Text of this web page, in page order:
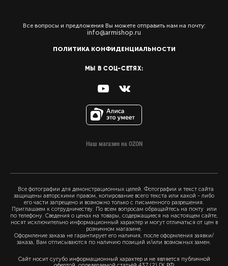
Все вопросы и предложения Вы можете отправить нам на почту:
info@armishop.ru
ПОЛИТИКА КОНФИДЕНЦИАЛЬНОСТИ
МЫ В СОЦ-СЕТЯХ:
Наш магазин на OZON
Все фотографии для демонстрационных целей. Фотографии и текст сайта
защищены авторскими правом, копирование всего текста или какой - либо
его части запрещено и возможно только с письменного разрешения.
Приглашаем к сотрудничеству. По всем вопросам обращайтесь на почту или
по телефону. Сведения о ценах на товары, содержащиеся на настоящем сайте,
носят исключительно информационный характер и могут отличаться от цен в
розничном магазине.
Оформление заказа не гарантирует его наличия, после оформления заявки/
заказа, Вам отписываются по наличию позиций и/или возможных замен.
Сайт носит сугубо информационный характер и не является публичной